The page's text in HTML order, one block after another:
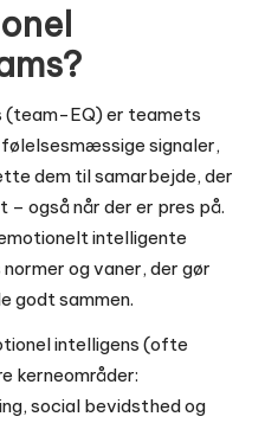
(team-EQ) er teamets
signaler,
dem til samarbejde, der
også når der er pres på.
intelligente
og vaner, der gør
godt sammen.
intelligens (ofte
kerneområder:
social bevidsthed og